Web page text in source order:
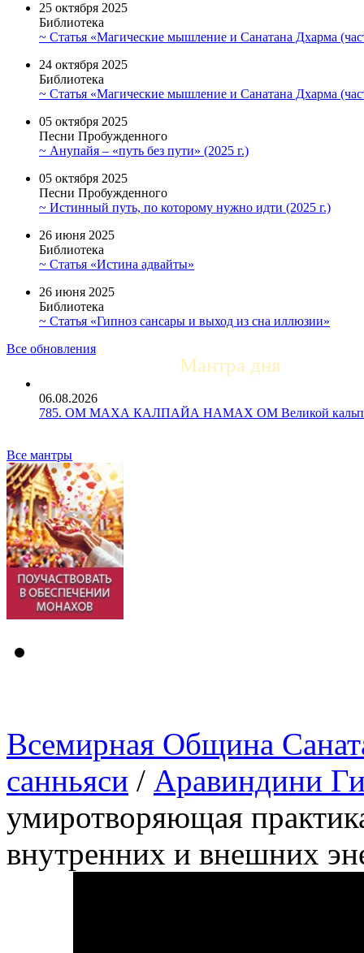
25 октября 2025
Библиотека
~ Статья «Магические мышление и Санатана Дхарма
24 октября 2025
Библиотека
~ Статья «Магические мышление и Санатана Дхарма
05 октября 2025
Песни Пробужденного
~ Анупайя – «путь без пути» (2025 г.)
05 октября 2025
Песни Пробужденного
~ Истинный путь, по которому нужно идти (2025 г.)
26 июня 2025
Библиотека
~ Статья «Истина адвайты»
26 июня 2025
Библиотека
~ Статья «Гипноз сансары и выход из сна иллюзии»
Все обновления
Мантра дня
06.08.2026
785. ОМ МАХА КАЛПАЙА НАМАХ ОМ Великой кальпе
Все мантры
Всемирная Община
санньяси / Аравиндини
умиротворяющая
внутренних и внешних